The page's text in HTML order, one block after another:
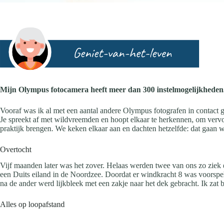
Mijn Olympus fotocamera heeft meer dan 300
Vooraf was ik al met een aantal andere Olympus fotografen in
Je spreekt af met wildvreemden en hoopt elkaar te herkennen, om
praktijk brengen. We keken elkaar aan en dachten hetzelfde: dat
Overtocht
Vijf maanden later was het zover. Helaas werden twee van ons zo
een Duits eiland in de Noordzee. Doordat er windkracht 8 was
na de ander werd lijkbleek met een zakje naar het dek gebracht. Ik
Alles op loopafstand